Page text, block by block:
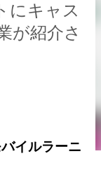
にキャス
が紹介さ
イルラーニ